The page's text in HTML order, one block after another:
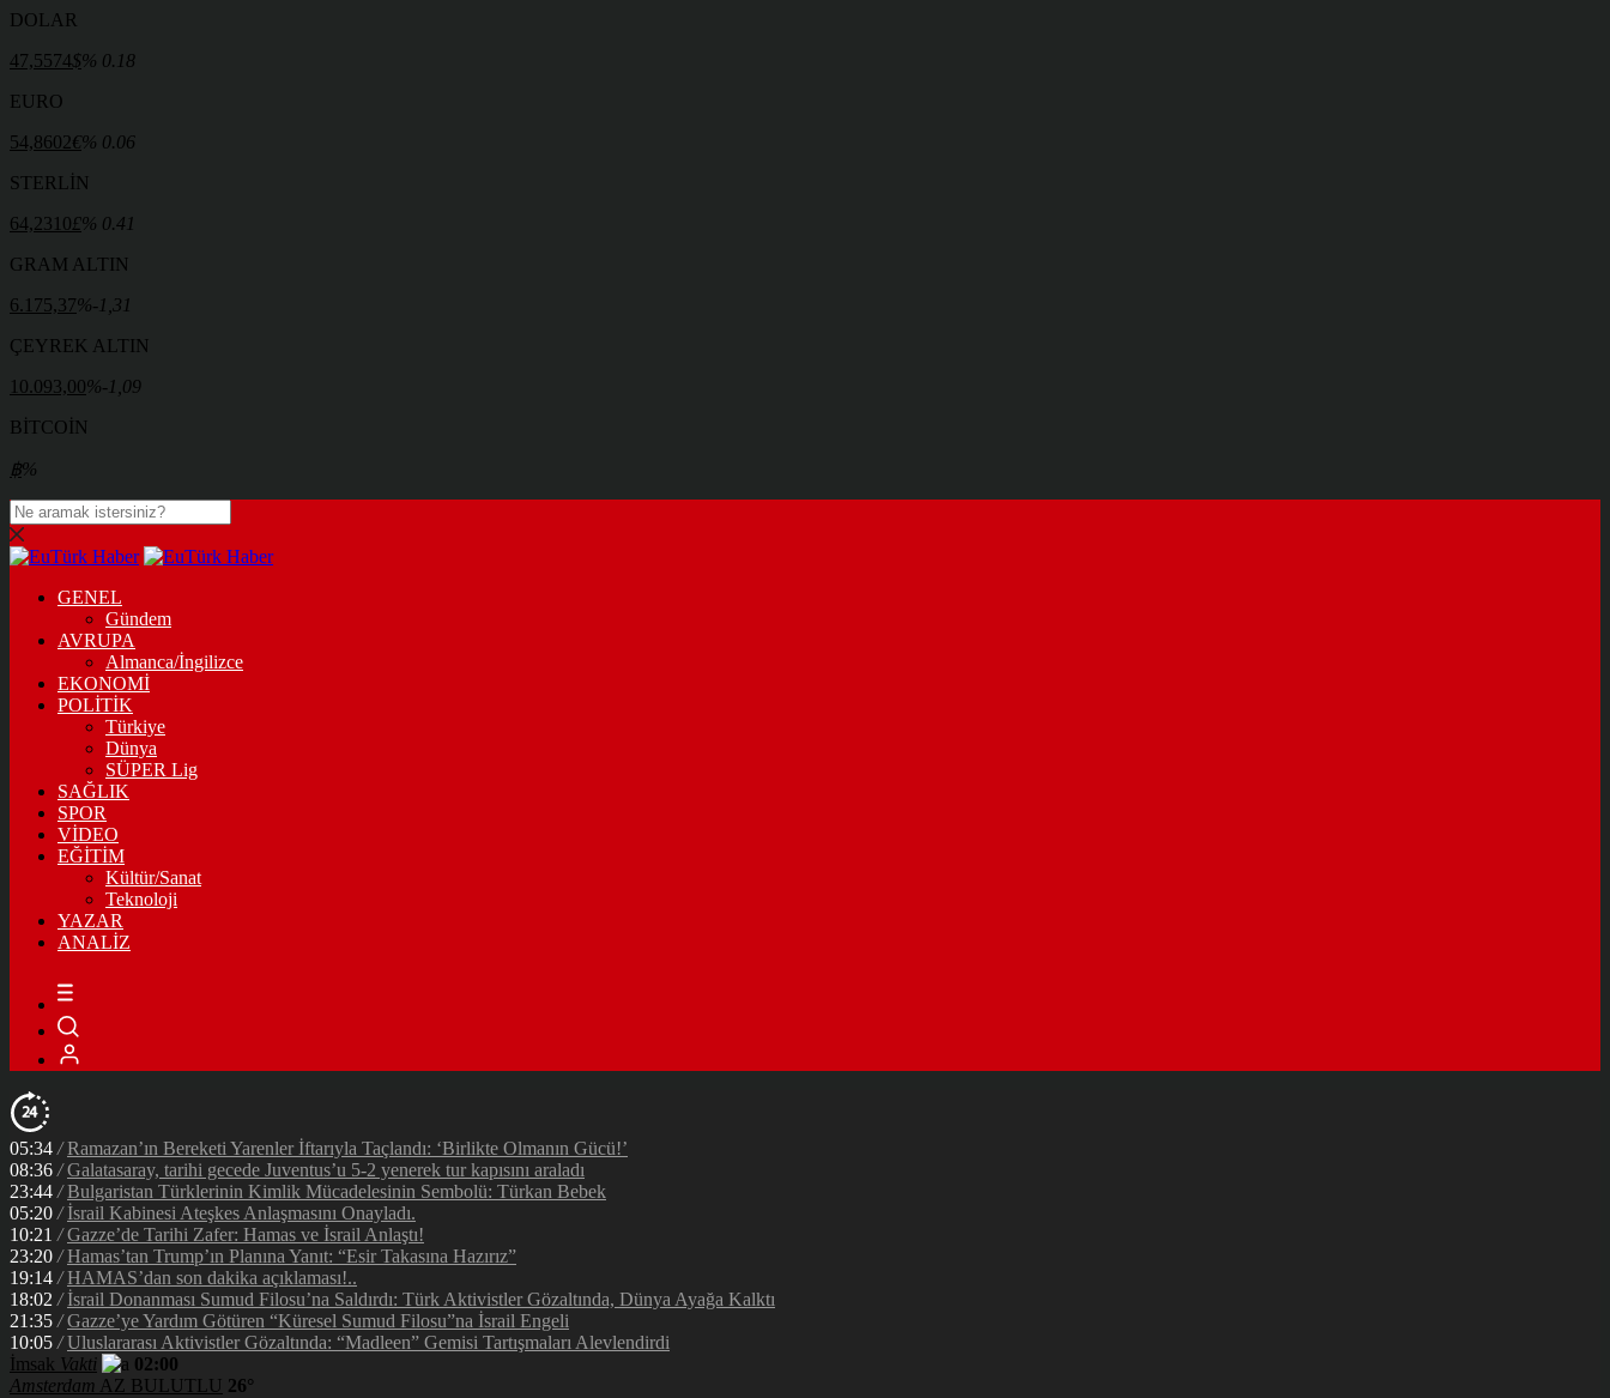
DOLAR
47,5574$% 0.18
EURO
54,8602€% 0.06
STERLİN
64,2310£% 0.41
GRAM ALTIN
6.175,37%-1,31
ÇEYREK ALTIN
10.093,00%-1,09
BİTCOİN
฿%
GENEL
Gündem
AVRUPA
Almanca/İngilizce
EKONOMİ
POLİTİK
Türkiye
Dünya
SÜPER Lig
SAĞLIK
SPOR
VİDEO
EĞİTİM
Kültür/Sanat
Teknoloji
YAZAR
ANALİZ
05:34 / Ramazan’ın Bereketi Yarenler İftarıyla Taçlandı: ‘Birlikte Olmanın Gücü!’
08:36 / Galatasaray, tarihi gecede Juventus’u 5-2 yenerek tur kapısını araladı
23:44 / Bulgaristan Türklerinin Kimlik Mücadelesinin Sembolü: Türkan Bebek
05:20 / İsrail Kabinesi Ateşkes Anlaşmasını Onayladı.
10:21 / Gazze’de Tarihi Zafer: Hamas ve İsrail Anlaştı!
23:20 / Hamas’tan Trump’ın Planına Yanıt: “Esir Takasına Hazırız”
19:14 / HAMAS’dan son dakika açıklaması!..
18:02 / İsrail Donanması Sumud Filosu’na Saldırdı: Türk Aktivistler Gözaltında, Dünya Ayağa Kalktı
21:35 / Gazze’ye Yardım Götüren “Küresel Sumud Filosu”na İsrail Engeli
10:05 / Uluslararası Aktivistler Gözaltında: “Madleen” Gemisi Tartışmaları Alevlendirdi
İmsak Vakti
02:00
Amsterdam AZ BULUTLU 26°